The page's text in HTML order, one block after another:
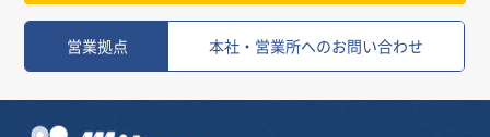
営業拠点 本社・営業所へのお問い合わせ